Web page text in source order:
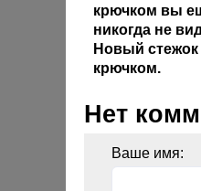
крючком вы
никогда не
Новый стежок
крючком.
Нет
Ваше имя: